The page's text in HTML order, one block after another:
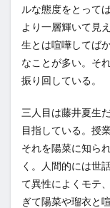
ルな態度をとって
より一層輝いて見
生とは喧嘩してば
なことが多い。そ
振り回している。
三人目は藤井夏生
目指している。授
それを陽菜に知ら
く。人間的には世
て異性によくモテ
ぎて陽菜や瑠衣と